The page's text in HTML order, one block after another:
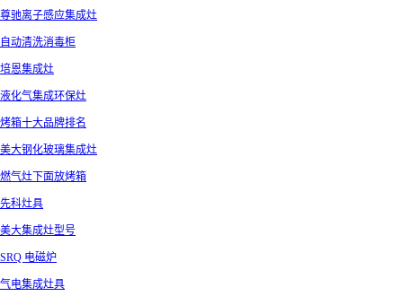
尊驰离子感应集成灶
自动清洗消毒柜
培恩集成灶
液化气集成环保灶
烤箱十大品牌排名
美大钢化玻璃集成灶
燃气灶下面放烤箱
先科灶具
美大集成灶型号
SRQ 电磁炉
气电集成灶具